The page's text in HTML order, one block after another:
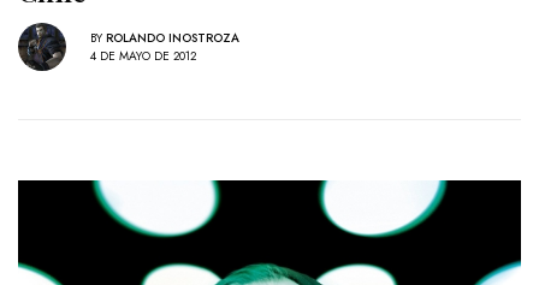
BY ROLANDO INOSTROZA
4 DE MAYO DE 2012